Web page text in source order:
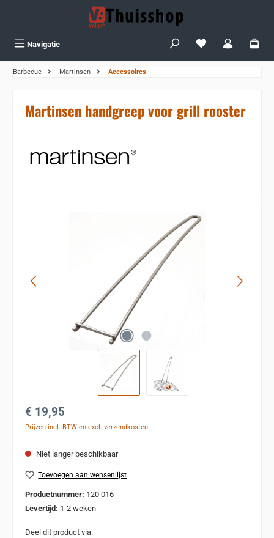
Navigatie Je hebt 0 items op
Barbecue Martinsen Accessoires
Martinsen handgreep voor grill rooster
Normale prijs:
€ 19,95
Prijzen incl. BTW en excl. verzendkosten
Niet langer beschikbaar
Toevoegen aan wensenlijst
Productnummer: 120 016
Levertijd: 1-2 weken
Deel dit product via: